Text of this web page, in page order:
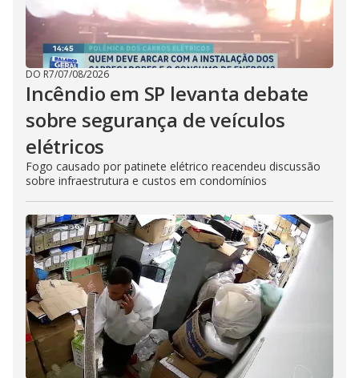
DO R7/07/08/2026
Incêndio em SP levanta debate
sobre segurança de veículos
elétricos
Fogo causado por patinete elétrico reacendeu discussão
sobre infraestrutura e custos em condomínios